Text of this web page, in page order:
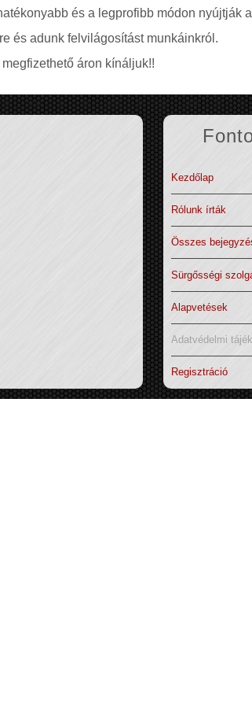
és a legprofibb módon nyújtják
és adunk felvilágosítást munkáinkról.
áron kínáljuk!!
Kezdőlap
Rólunk írták
Összes
Sürgősségi
Alapvetések
Adatvédelmi
Regisztráció